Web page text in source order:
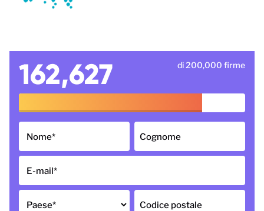
162,627 di 200,000 firme
Nome* Cognome
E-mail*
Paese* Codice postale